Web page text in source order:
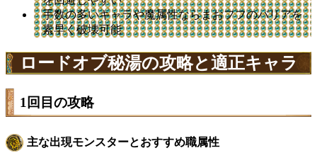
手数の多いキャラや魔属性ならまおフフのバリアを
素早く破壊可能
ロードオブ秘湯の攻略と適正キャラ
1回目の攻略
主な出現モンスターとおすすめ職属性